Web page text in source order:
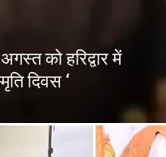
को हरिद्वार में
दिवस ‘